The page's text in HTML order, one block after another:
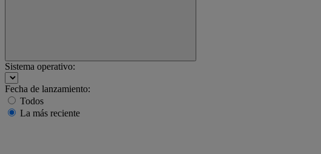
Sistema operativo:
Fecha de lanzamiento:
Todos
La más reciente